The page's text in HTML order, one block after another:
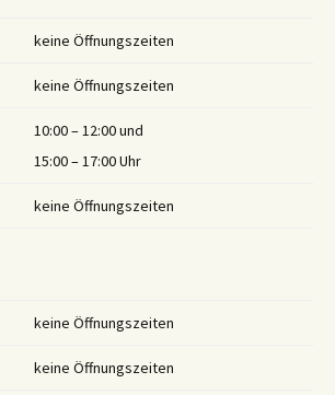
keine Öffnungszeiten
keine Öffnungszeiten
10:00 – 12:00 und
15:00 – 17:00 Uhr
keine Öffnungszeiten
keine Öffnungszeiten
keine Öffnungszeiten